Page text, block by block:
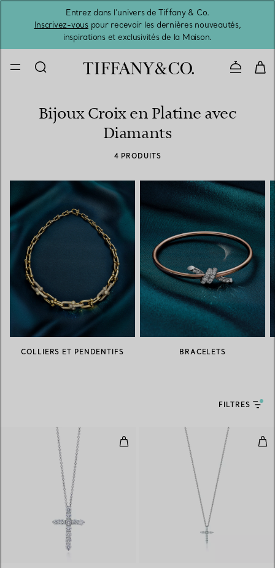
Entrez dans l’univers de Tiffany & Co.
Inscrivez-vouspour recevoir les dernières nouveautés,
inspirations et exclusivités de la Maison.
Bijoux Croix en Platine avec
Diamants
4 PRODUITS
COLLIERS ET PENDENTIFS BRACELETS
FILTRES
Pendentif Croix